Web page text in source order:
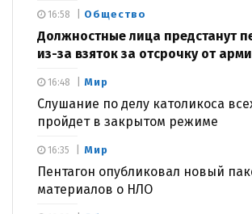
Общество
Должностные лица предстанут
из-за взяток за отсрочку от
16:58
Мир
Слушание по делу католикоса
пройдет в закрытом режиме
16:48
Мир
Пентагон опубликовал новый
материалов о НЛО
16:35